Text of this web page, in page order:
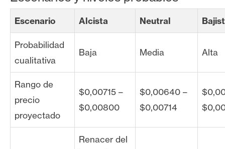
Escenario Alcista Neutral
Probabilidad
cualitativa
Baja Media Alta
Rango de
precio
proyectado
$0,00715 –
$0,00800
$0,00640 –
$0,00714
Renacer del